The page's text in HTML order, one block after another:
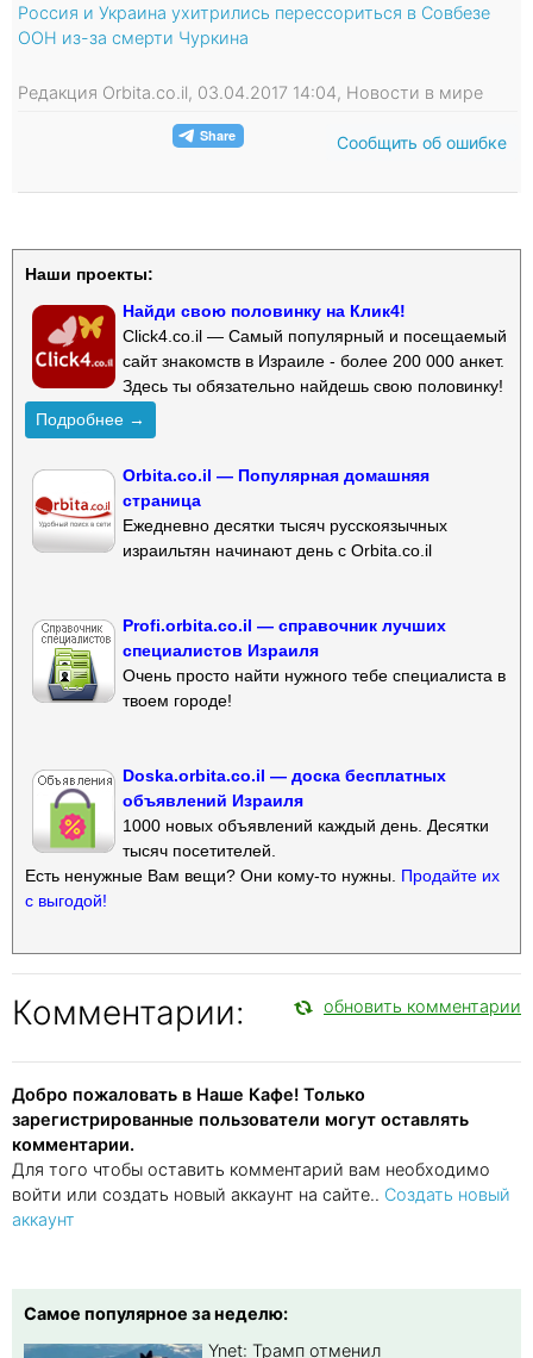
Россия и Украина ухитрились перессориться в Совбезе
ООН из-за смерти Чуркина
Редакция Orbita.co.il, 03.04.2017 14:04, Новости в мире
Сообщить об ошибке
Наши проекты:
Найди свою половинку на Клик4!
Click4.co.il — Самый популярный и посещаемый
сайт знакомств в Израиле - более 200 000 анкет.
Здесь ты обязательно найдешь свою половинку!
Подробнее →
Orbita.co.il — Популярная домашняя
страница
Ежедневно десятки тысяч русскоязычных
израильтян начинают день с Orbita.co.il
Profi.orbita.co.il — справочник лучших
специалистов Израиля
Очень просто найти нужного тебе специалиста в
твоем городе!
Doska.orbita.co.il — доска бесплатных
объявлений Израиля
1000 новых объявлений каждый день. Десятки
тысяч посетителей.
Есть ненужные Вам вещи? Они кому-то нужны. Продайте их
с выгодой!
Комментарии: обновить комментарии
Добро пожаловать в Наше Кафе! Только
зарегистрированные пользователи могут оставлять
комментарии.
Для того чтобы оставить комментарий вам необходимо
войти или создать новый аккаунт на сайте.. Создать новый
аккаунт
Самое популярное за неделю:
Ynet: Трамп отменил